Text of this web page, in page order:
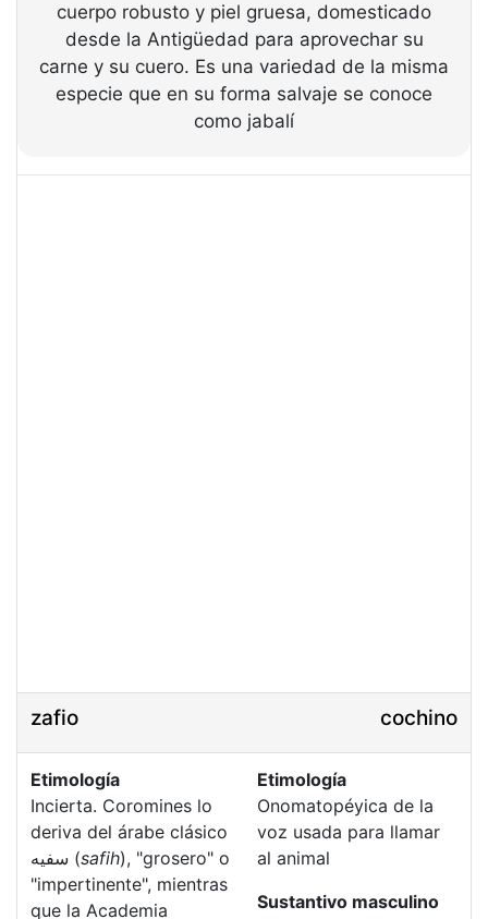
cuerpo robusto y piel gruesa, domesticado
desde la Antigüedad para aprovechar su
carne y su cuero. Es una variedad de la misma
especie que en su forma salvaje se conoce
como jabalí
zafio cochino
Etimología
Incierta. Coromines lo
deriva del árabe clásico
سفيه (safih), "grosero" o
"impertinente", mientras
que la Academia
Etimología
Onomatopéyica de la
voz usada para llamar
al animal
Sustantivo masculino